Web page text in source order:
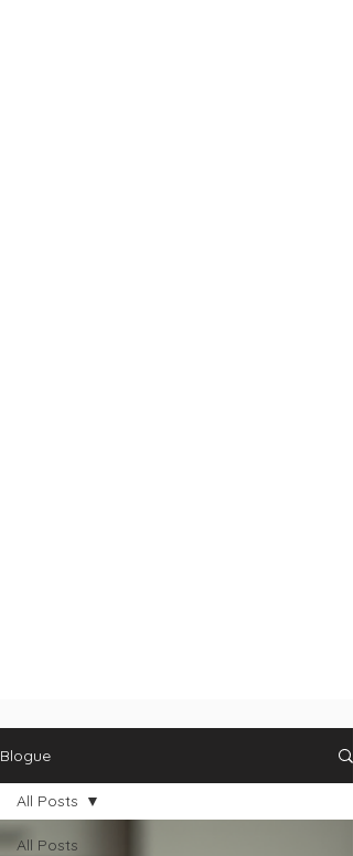
Blogue
All Posts
All Posts